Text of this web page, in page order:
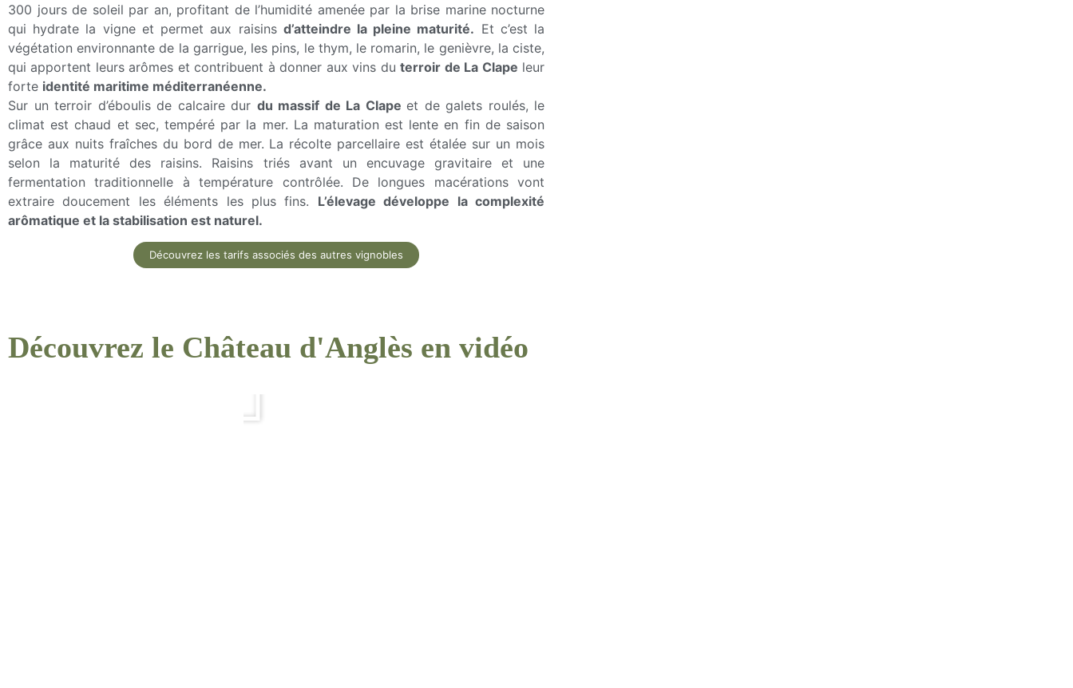
300 jours de soleil par an, profitant de l’humidité amenée par la brise marine nocturne
qui hydrate la vigne et permet aux raisins d’atteindre la pleine maturité. Et c’est la
végétation environnante de la garrigue, les pins, le thym, le romarin, le genièvre, la ciste,
qui apportent leurs arômes et contribuent à donner aux vins duterroir de La Clape leur
forte identité maritime méditerranéenne.
Sur un terroir d’éboulis de calcaire dur du massif de La Clape et de galets roulés, le
climat est chaud et sec, tempéré par la mer. La maturation est lente en fin de saison
grâce aux nuits fraîches du bord de mer. La récolte parcellaire est étalée sur un mois
selon la maturité des raisins. Raisins triés avant un encuvage gravitaire et une
fermentation traditionnelle à température contrôlée. De longues macérations vont
extraire doucement les éléments les plus fins. L’élevage développe la complexité
arômatique et la stabilisation est naturel.
Découvrez les tarifs associés des autres vignobles
Découvrez le Château d'Anglès en vidéo